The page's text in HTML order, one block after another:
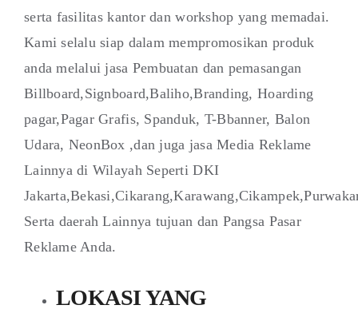
serta fasilitas kantor dan workshop yang memadai.
Kami selalu siap dalam mempromosikan produk
anda melalui jasa Pembuatan dan pemasangan
Billboard,Signboard,Baliho,Branding, Hoarding
pagar,Pagar Grafis, Spanduk, T-Bbanner, Balon
Udara, NeonBox ,dan juga jasa Media Reklame
Lainnya di Wilayah Seperti DKI
Serta daerah Lainnya tujuan dan Pangsa Pasar
Reklame Anda.
LOKASI YANG